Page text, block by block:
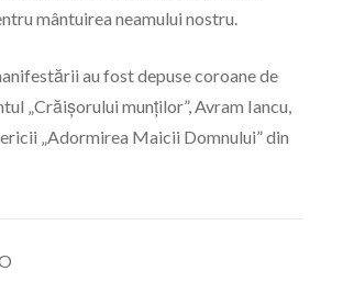
mântuirea neamului nostru.
au fost depuse coroane de
„Crăișorului munților”, Avram Iancu,
„Adormirea Maicii Domnului” din